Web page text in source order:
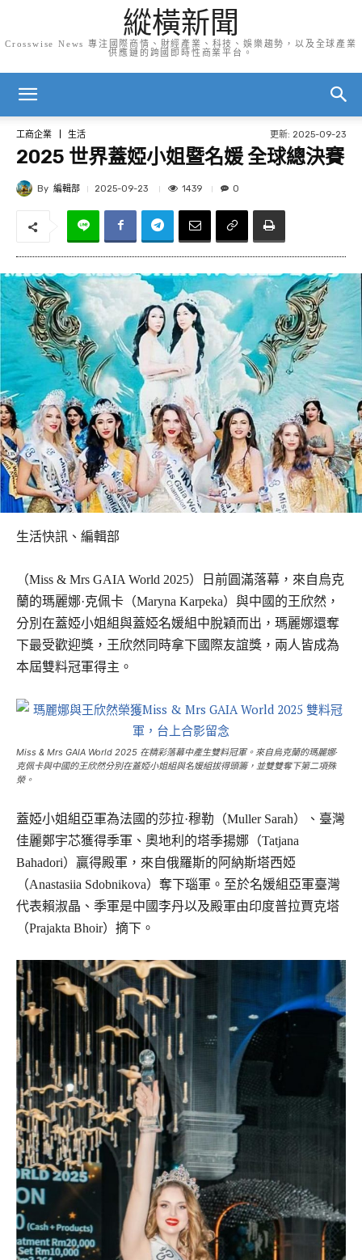
縱橫新聞
Crosswise News 專注國際商情、財經產業、科技、娛樂趨勢，以及全球產業
供應鏈的跨國即時性商業平台。
工商企業 生活 更新: 2025-09-23
2025 世界蓋婭小姐暨名媛 全球總決賽
By 編輯部 2025-09-23 1439 0
生活快訊、編輯部
（Miss & Mrs GAIA World 2025）日前圓滿落幕，來自烏克
蘭的瑪麗娜·克佩卡（Maryna Karpeka）與中國的王欣然，
分別在蓋婭小姐組與蓋婭名媛組中脫穎而出，瑪麗娜還奪
下最受歡迎獎，王欣然同時拿下國際友誼獎，兩人皆成為
本屆雙料冠軍得主。
Miss & Mrs GAIA World 2025 在精彩落幕中產生雙料冠軍。來自烏克蘭的瑪麗娜·
克佩卡與中國的王欣然分別在蓋婭小姐組與名媛組拔得頭籌，並雙雙奪下第二項殊
榮。
蓋婭小姐組亞軍為法國的莎拉·穆勒（Muller Sarah）、臺灣
佳麗鄭宇芯獲得季軍、奧地利的塔季揚娜（Tatjana
Bahadori）贏得殿軍，來自俄羅斯的阿納斯塔西婭
（Anastasiia Sdobnikova）奪下瑙軍。至於名媛組亞軍臺灣
代表賴淑晶、季軍是中國李丹以及殿軍由印度普拉賈克塔
（Prajakta Bhoir）摘下。